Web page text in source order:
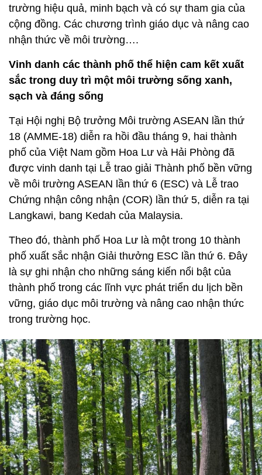
trường hiệu quả, minh bạch và có sự tham gia của
cộng đồng. Các chương trình giáo dục và nâng cao
nhận thức về môi trường….
Vinh danh các thành phố thể hiện cam kết xuất
sắc trong duy trì một môi trường sống xanh,
sạch và đáng sống
Tại Hội nghị Bộ trưởng Môi trường ASEAN lần thứ
18 (AMME-18) diễn ra hồi đầu tháng 9, hai thành
phố của Việt Nam gồm Hoa Lư và Hải Phòng đã
được vinh danh tại Lễ trao giải Thành phố bền vững
về môi trường ASEAN lần thứ 6 (ESC) và Lễ trao
Chứng nhận công nhận (COR) lần thứ 5, diễn ra tại
Langkawi, bang Kedah của Malaysia.
Theo đó, thành phố Hoa Lư là một trong 10 thành
phố xuất sắc nhận Giải thưởng ESC lần thứ 6. Đây
là sự ghi nhận cho những sáng kiến nổi bật của
thành phố trong các lĩnh vực phát triển du lịch bền
vững, giáo dục môi trường và nâng cao nhận thức
trong trường học.